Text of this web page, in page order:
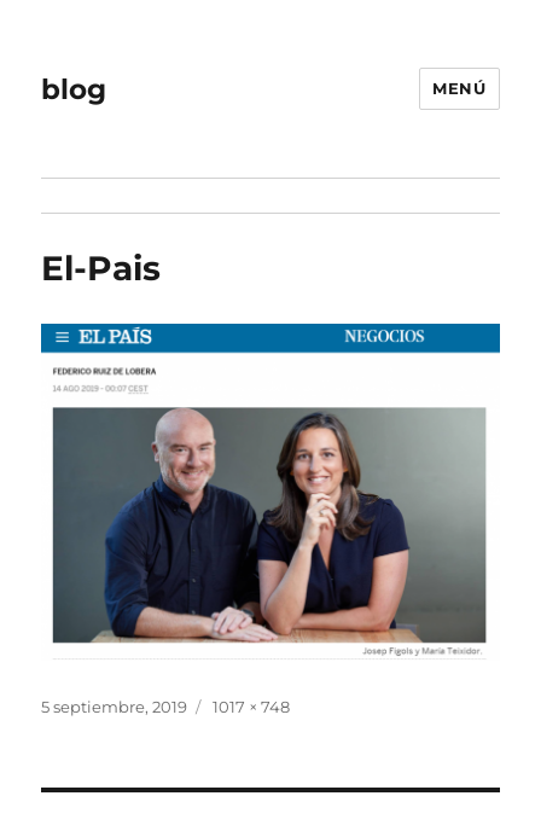
blog MENÚ
El-Pais
Publicado
5 septiembre, 2019
Tamaño
1017 × 748